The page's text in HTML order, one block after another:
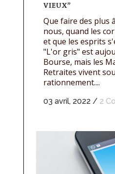
VIEUX”
Que faire des plus
nous, quand les
et que les esprits
"L'or gris" est
Bourse, mais les
Retraites vivent
rationnement....
03 avril, 2022 / 2